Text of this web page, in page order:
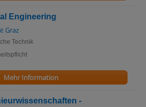
Engineering
Graz
Technik
Mehr Information
-